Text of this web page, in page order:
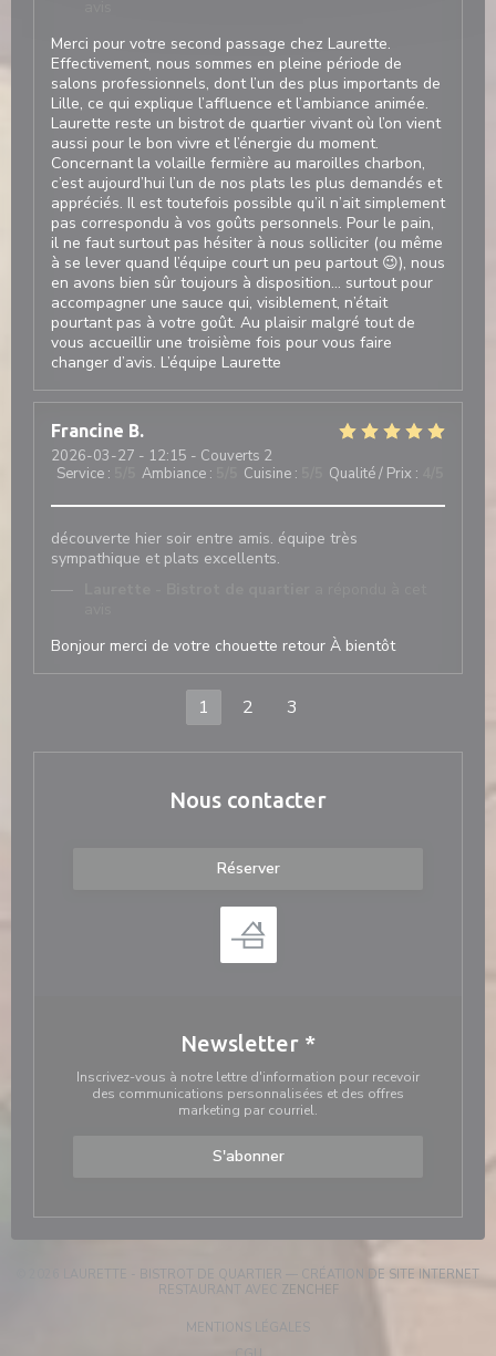
Merci pour votre second passage chez Laurette.
Effectivement, nous sommes en pleine période de
salons professionnels, dont l’un des plus importants de
Lille, ce qui explique l’affluence et l’ambiance animée.
Laurette reste un bistrot de quartier vivant où l’on vient
aussi pour le bon vivre et l’énergie du moment.
Concernant la volaille fermière au maroilles charbon,
c’est aujourd’hui l’un de nos plats les plus demandés et
appréciés. Il est toutefois possible qu’il n’ait simplement
pas correspondu à vos goûts personnels. Pour le pain,
il ne faut surtout pas hésiter à nous solliciter (ou même
à se lever quand l’équipe court un peu partout 😉), nous
en avons bien sûr toujours à disposition… surtout pour
accompagner une sauce qui, visiblement, n’était
pourtant pas à votre goût. Au plaisir malgré tout de
vous accueillir une troisième fois pour vous faire
changer d’avis. L’équipe Laurette
Francine B
2026-03-27 - 12:15 - Couverts 2
Service : Ambiance : Cuisine : Qualité / Prix :
découverte hier soir entre amis. équipe très
sympathique et plats excellents.
Bonjour merci de votre chouette retour À bientôt
1 2 3
Nous contacter
Réserver
Newsletter *
Inscrivez-vous à notre lettre d'information pour recevoir
des communications personnalisées et des offres
marketing par courriel.
S'abonner
© 2026 LAURETTE - BISTROT DE QUARTIER — CRÉATION DE SITE INTERNET
RESTAURANT AVEC ZENCHEF((OUVRE UNE NOUVELLE
MENTIONS LÉGALES((OUVRE UNE NOUVELLE